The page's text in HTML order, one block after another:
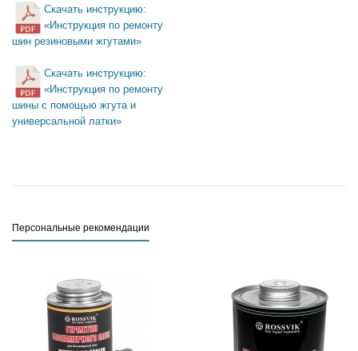
Скачать инструкцию:
«Инструкция по ремонту
шин резиновыми жгутами»
Скачать инструкцию:
«Инструкция по ремонту
шины с помощью жгута и
универсальной латки»
Персональные рекомендации